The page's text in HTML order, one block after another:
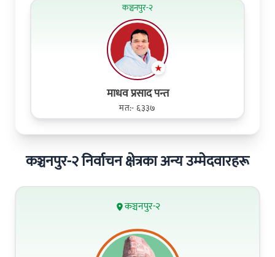
कञ्चनपुर-२
माधव प्रसाद पन्त
मत:- ६३३७
कञ्चनपुर-२ निर्वाचन क्षेत्रका अन्य उम्मेदवारहरू
कञ्चनपुर-२